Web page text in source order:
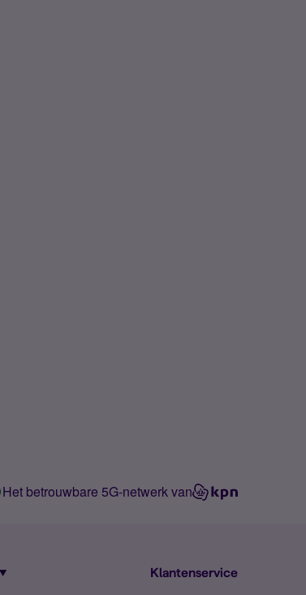
Het betrouwbare 5G-netwerk van
Klantenservice